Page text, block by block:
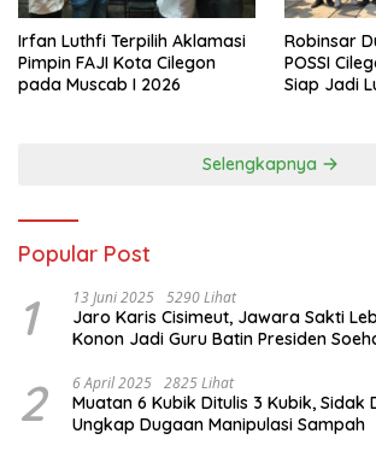
Irfan Luthfi Terpilih Aklamasi
Pimpin FAJI Kota Cilegon
pada Muscab I 2026
Robinsar
POSSI
Siap Jadi
Selengkapnya
Popular Post
1 13 Juni 2025 5290 Lihat
Jaro Karis Cisimeut, Jawara Sakti
Konon Jadi Guru Batin Presiden
2 6 April 2025 2825 Lihat
Muatan 6 Kubik Ditulis 3 Kubik, Sidak
Ungkap Dugaan Manipulasi Sampah